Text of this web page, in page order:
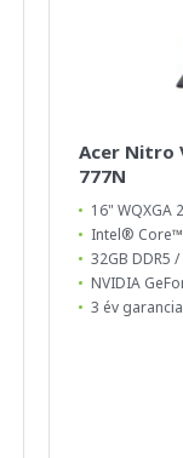
Acer Nitro
777N
16" WQXGA
Intel® Core™
32GB DDR5
NVIDIA
3 év garancia